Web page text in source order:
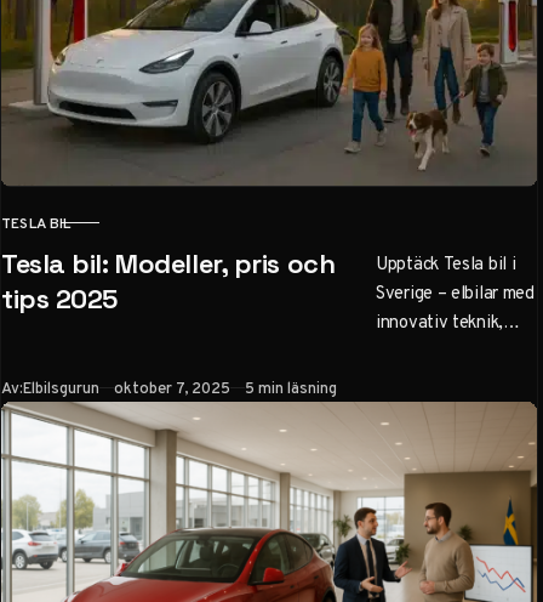
KATEGORI
TESLA BIL
Tesla bil: Modeller, pris och
tips 2025
Upptäck Tesla bil i
Sverige – elbilar med
innovativ teknik,
kostnader. Läs om
Model 3, Model Y,
priser från 450 000
kr, leasing och varför
det är ett bra val för
nybörjare och
familjer.
Av:Elbilsgurun Publicerad
oktober 7, 2025 5 min läsning